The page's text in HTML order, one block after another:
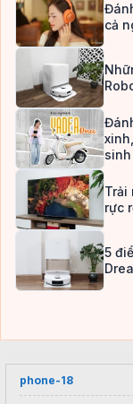
cả
sinh
Trải
rực
5
phone-18